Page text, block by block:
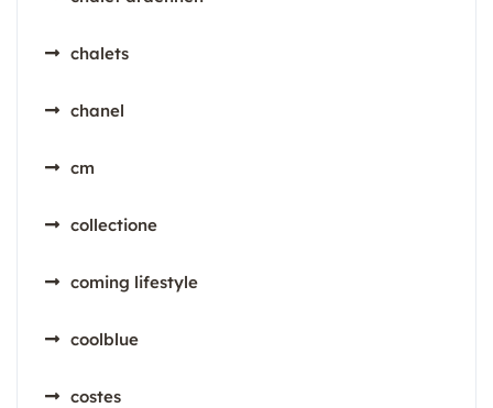
chalets
chanel
cm
collectione
coming lifestyle
coolblue
costes